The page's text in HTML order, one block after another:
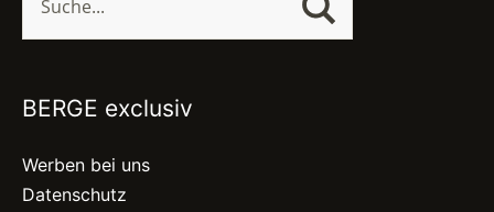
BERGE exclusiv
Werben bei uns
Datenschutz